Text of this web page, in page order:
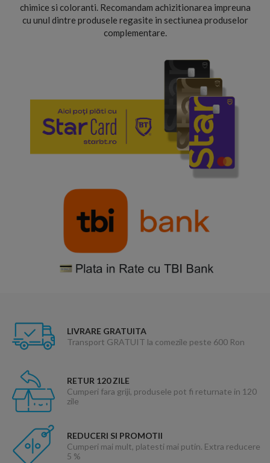
chimice si coloranti. Recomandam achizitionarea impreuna
cu unul dintre produsele regasite in sectiunea produselor
complementare.
LIVRARE GRATUITA
Transport GRATUIT la comezile peste 600 Ron
RETUR 120 ZILE
Cumperi fara griji, produsele pot fi returnate in 120
zile
REDUCERI SI PROMOTII
Cumperi mai mult, platesti mai putin. Extra reducere
5 %